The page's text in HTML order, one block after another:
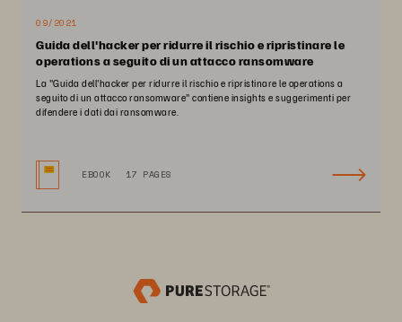
09/2021
Guida dell'hacker per ridurre il rischio e ripristinare le
operations a seguito di un attacco ransomware
La "Guida dell'hacker per ridurre il rischio e ripristinare le operations a
seguito di un attacco ransomware" contiene insights e suggerimenti per
difendere i dati dai ransomware.
EBOOK 17 PAGES